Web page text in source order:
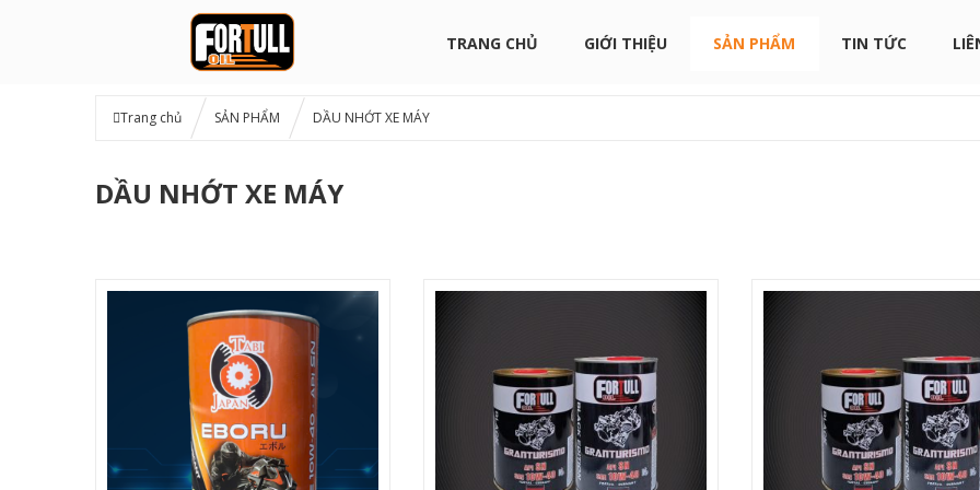
TRANG CHỦ GIỚI THIỆU SẢN PHẨM TIN TỨC
Trang chủ SẢN PHẨM DẦU NHỚT XE MÁY
DẦU NHỚT XE MÁY